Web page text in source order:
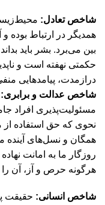
شاخص تعادل:
همدیگر در ارتباط بوده
بین می‌برد. بشر باید
حکمتی نهفته است و
درازمدت، پیامدهایی
شاخص عدالت و برابری:
مسئولیت‌پذیری افراد
نحوی که حق استفاده
همگان و نسل‌های آینده
روزگار ما به امانت
هرگونه حرص و آز، آن را
شاخص انسانی: حقیقت